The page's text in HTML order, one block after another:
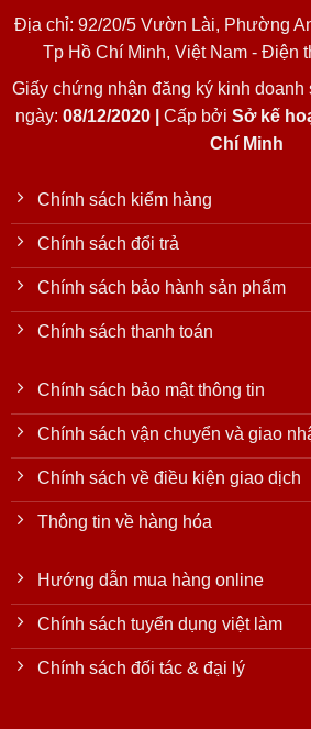
Địa chỉ: 92/20/5 Vườn Lài, Phường
Tp Hồ Chí Minh, Việt Nam - Điện
Giấy chứng nhận đăng ký kinh doanh
ngày: 08/12/2020 | Cấp bởi Sở kế
Chí Minh
Chính sách kiểm hàng
Chính sách đổi trả
Chính sách bảo hành sản phẩm
Chính sách thanh toán
Chính sách bảo mật thông tin
Chính sách vận chuyển và giao
Chính sách về điều kiện giao dịch
Thông tin về hàng hóa
Hướng dẫn mua hàng online
Chính sách tuyển dụng việt làm
Chính sách đối tác & đại lý